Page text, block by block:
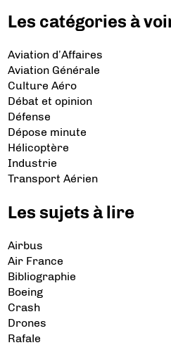
Les catégories à
Aviation d’Affaires
Aviation Générale
Culture Aéro
Débat et opinion
Défense
Dépose minute
Hélicoptère
Industrie
Transport Aérien
Les sujets à lire
Airbus
Air France
Bibliographie
Boeing
Crash
Drones
Rafale